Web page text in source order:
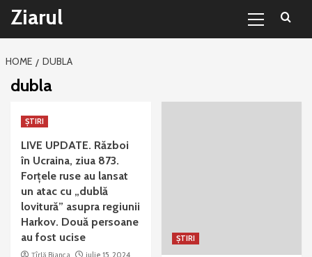
Sari
conținut
Ziarul
Menu
HOME DUBLA
dubla
ȘTIRI
LIVE UPDATE. Război
în Ucraina, ziua 873.
Forțele ruse au lansat
un atac cu „dublă
lovitură” asupra regiunii
Harkov. Două persoane
au fost ucise
Țîrlă Bianca iulie 15, 2024
ȘTIRI